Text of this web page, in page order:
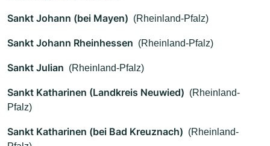
Sankt Johann (bei Mayen) (Rheinland-Pfalz)
Sankt Johann Rheinhessen (Rheinland-Pfalz)
Sankt Julian (Rheinland-Pfalz)
Sankt Katharinen (Landkreis Neuwied) (Rheinland-
Pfalz)
Sankt Katharinen (bei Bad Kreuznach) (Rheinland-